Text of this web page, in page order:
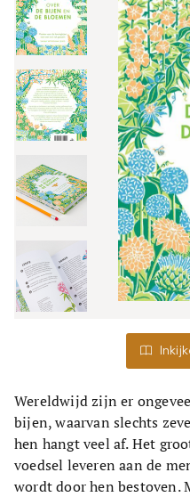
Wereldwijd zijn er
bijen, waarvan slechts
hen hangt veel af. Het
voedsel leveren aan de
wordt door hen bestoven.